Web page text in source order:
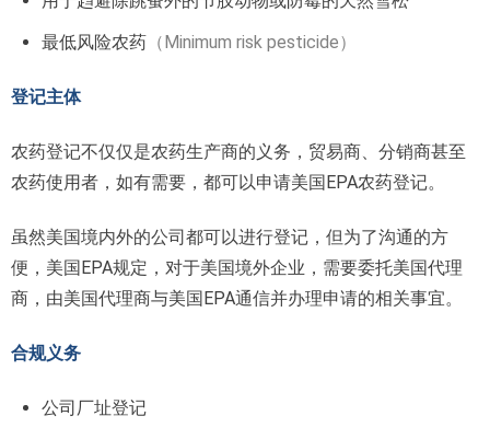
最低风险农药 （Minimum risk pesticide）
登记主体
农药登记不仅仅是农药生产商的义务，贸易商、分销商甚至
农药使用者，如有需要，都可以申请美国EPA农药登记。
虽然美国境内外的公司都可以进行登记，但为了沟通的方
便，美国EPA规定，对于美国境外企业，需要委托美国代理
商，由美国代理商与美国EPA通信并办理申请的相关事宜。
合规义务
公司厂址登记